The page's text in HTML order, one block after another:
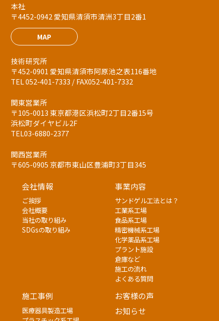
本社
〒4452-0942 愛知県清須市清洲3丁目2番1
MAP
技術研究所
〒452-0901 愛知県清須市阿原池之表116番地
TEL 052-401-7333 / FAX052-401-7332
関東営業所
〒105-0013 東京都港区浜松町2丁目2番15号
浜松町ダイヤビル2F
TEL03-6880-2377
関西営業所
〒605-0905 京都市東山区豊浦町3丁目345
会社情報
ご挨拶
会社概要
当社の取り組み
SDGsの取り組み
事業内容
サンドゲル工法とは？
工業系工場
食品系工場
精密機械系工場
化学薬品系工場
プラント施設
倉庫など
施工の流れ
よくある質問
施工事例
医療器具製造工場
お客様の声
お知らせ